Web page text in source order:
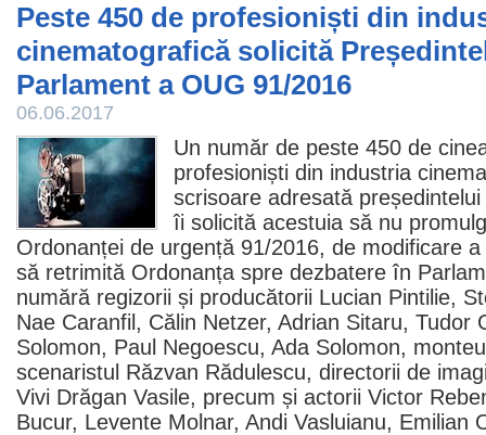
Peste 450 de profesioniști din
cinematografică solicită
Parlament a OUG 91/2016
06.06.2017
Un număr de peste 450 de
profesioniști din industria
scrisoare adresată
îi solicită acestuia să nu
Ordonanței de urgență 91/2016, de modificare
să retrimită Ordonanța spre dezbatere în
numără regizorii și producătorii Lucian Pintilie,
Nae Caranfil , Călin Netzer, Adrian Sitaru, Tudor
Solomon, Paul Negoescu, Ada Solomon,
scenaristul Răzvan Rădulescu, directorii de
Vivi Drăgan Vasile, precum și actorii Victor
Bucur, Levente Molnar, Andi Vasluianu, Emilian